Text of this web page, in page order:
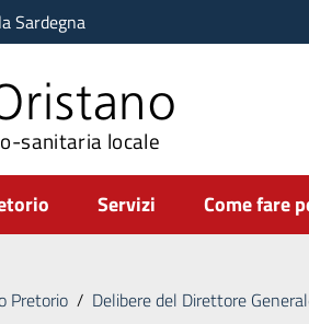
Sardegna
sanitaria locale
Servizi Come fare
Pretorio / Delibere del Direttore